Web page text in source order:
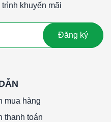
khuyến mãi
Đăng ký
mua hàng
thanh toán